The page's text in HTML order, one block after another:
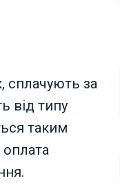
сплачують за
від типу
таким